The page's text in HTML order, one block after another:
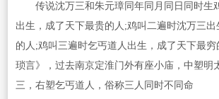
传说沈万三和朱元璋同年同月同日同时生
出生，成了天下最贵的人;鸡叫二遍时沈万三
的人;鸡叫三遍时乞丐道人出生，成了天下最
琐言》，过去南京定淮门外有座小庙，中塑明
三，右塑乞丐道人，俗称三人同时不同命